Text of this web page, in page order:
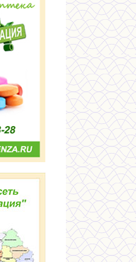
357 руб
424 руб
323 руб
290 руб
775 руб